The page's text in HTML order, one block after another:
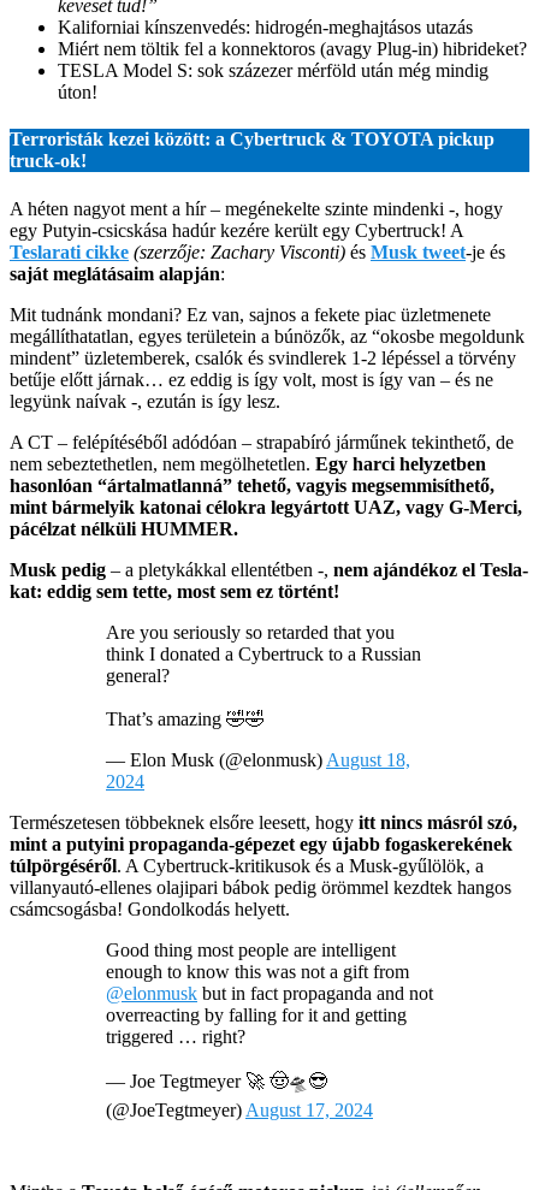
keveset tud!”
Kaliforniai kínszenvedés: hidrogén-meghajtásos utazás
Miért nem töltik fel a konnektoros (avagy Plug-in) hibrideket?
TESLA Model S: sok százezer mérföld után még mindig
úton!
Terroristák kezei között: a Cybertruck & TOYOTA pickup
truck-ok!
A héten nagyot ment a hír – megénekelte szinte mindenki -, hogy
egy Putyin-csicskása hadúr kezére került egy Cybertruck! A
Teslarati cikke (szerzője: Zachary Visconti) és Musk tweet-je és
saját meglátásaim alapján:
Mit tudnánk mondani? Ez van, sajnos a fekete piac üzletmenete
megállíthatatlan, egyes területein a búnözők, az “okosbe megoldunk
mindent” üzletemberek, csalók és svindlerek 1-2 lépéssel a törvény
betűje előtt járnak… ez eddig is így volt, most is így van – és ne
legyünk naívak -, ezután is így lesz.
A CT – felépítéséből adódóan – strapabíró járműnek tekinthető, de
nem sebeztethetlen, nem megölhetetlen. Egy harci helyzetben
hasonlóan “ártalmatlanná” tehető, vagyis megsemmisíthető,
mint bármelyik katonai célokra legyártott UAZ, vagy G-Merci,
pácélzat nélküli HUMMER.
Musk pedig – a pletykákkal ellentétben -, nem ajándékoz el Tesla-
kat: eddig sem tette, most sem ez történt!
Are you seriously so retarded that you
think I donated a Cybertruck to a Russian
general?
That’s amazing 🤣🤣
— Elon Musk (@elonmusk) August 18,
2024
Természetesen többeknek elsőre leesett, hogy itt nincs másról szó,
mint a putyini propaganda-gépezet egy újabb fogaskerekének
túlpörgéséről. A Cybertruck-kritikusok és a Musk-gyűlölök, a
villanyautó-ellenes olajipari bábok pedig örömmel kezdtek hangos
csámcsogásba! Gondolkodás helyett.
Good thing most people are intelligent
enough to know this was not a gift from
@elonmusk but in fact propaganda and not
overreacting by falling for it and getting
triggered … right?
— Joe Tegtmeyer 🚀 🤠🛸😎
(@JoeTegtmeyer) August 17, 2024